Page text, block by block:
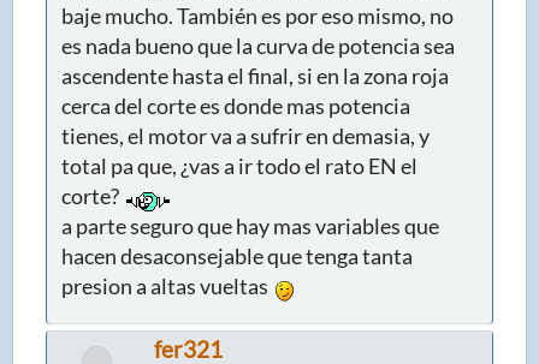
baje mucho. También es por eso mismo, no
es nada bueno que la curva de potencia sea
ascendente hasta el final, si en la zona roja
cerca del corte es donde mas potencia
tienes, el motor va a sufrir en demasia, y
total pa que, ¿vas a ir todo el rato EN el
corte?
a parte seguro que hay mas variables que
hacen desaconsejable que tenga tanta
presion a altas vueltas
fer321